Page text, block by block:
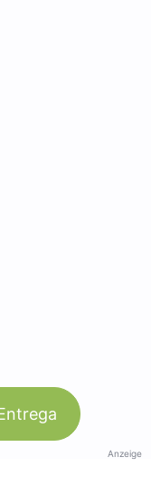
Anzeige